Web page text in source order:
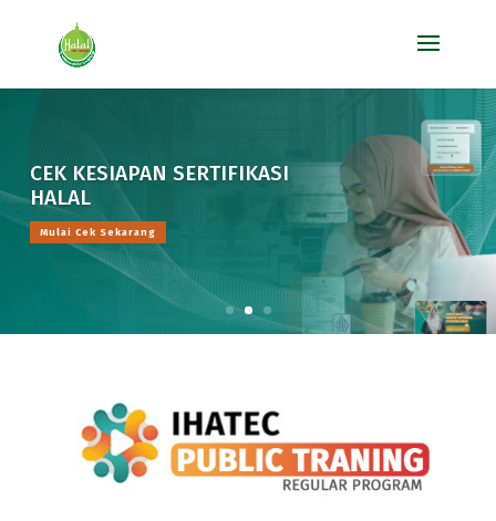
CEK KESIAPAN SERTIFIKASI
HALAL
Mulai Cek Sekarang